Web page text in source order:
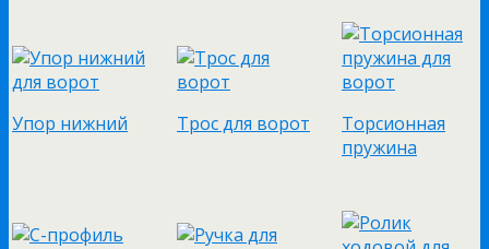
Упор нижний Трос для ворот
Торсионная
пружина